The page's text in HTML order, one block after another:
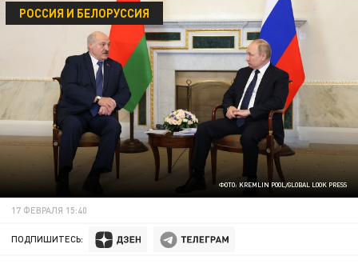
ФОТО: KREMLIN POOL/GLOBAL LOOK PRESS
РОССИЯ И БЕЛОРУССИЯ
17 ФЕВРАЛЯ 15:40
ПОДПИШИТЕСЬ: